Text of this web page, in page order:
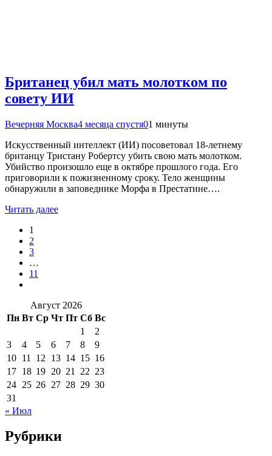
Британец убил мать молотком по
совету ИИ
Вечерняя Москва4 месяца спустя01 минуты
Искусственный интеллект (ИИ) посоветовал 18-летнему
британцу Тристану Робертсу убить свою мать молотком.
Убийство произошло еще в октябре прошлого года. Его
приговорили к пожизненному сроку. Тело женщины
обнаружили в заповеднике Морфа в Престатине….
Читать далее
1
2
3
…
11
Август 2026
Пн Вт Ср Чт Пт Сб Вс
1
2
3
4 5 6 7 8
9
10 11 12 13 14 15 16
17 18 19 20 21 22 23
24 25 26 27 28 29 30
31
« Июл
Рубрики